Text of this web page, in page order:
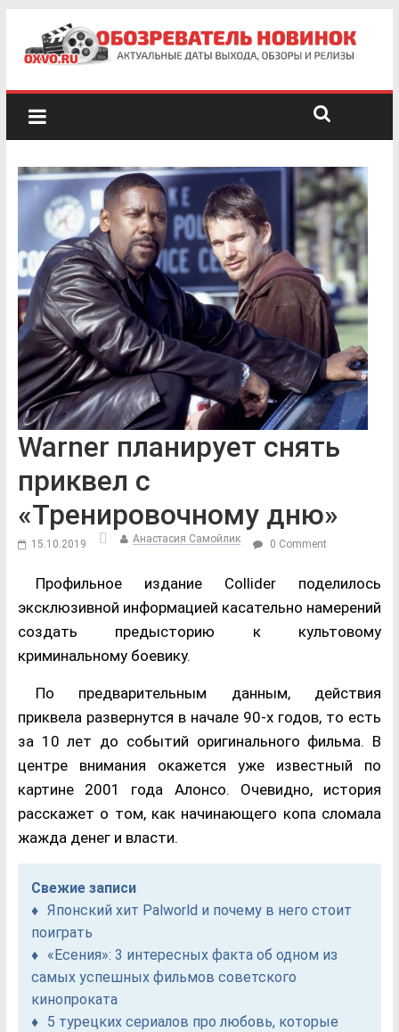
Warner планирует снять
приквел с
«Тренировочному дню»
15.10.2019 Анастасия Самойлик 0 Comment
Профильное издание Collider поделилось
эксклюзивной информацией касательно намерений
создать предысторию к культовому
криминальному боевику.
По предварительным данным, действия
приквела развернутся в начале 90-х годов, то есть
за 10 лет до событий оригинального фильма. В
центре внимания окажется уже известный по
картине 2001 года Алонсо. Очевидно, история
расскажет о том, как начинающего копа сломала
жажда денег и власти.
Свежие записи
Японский хит Palworld и почему в него стоит
поиграть
«Есения»: 3 интересных факта об одном из
самых успешных фильмов советского
кинопроката
5 турецких сериалов про любовь, которые